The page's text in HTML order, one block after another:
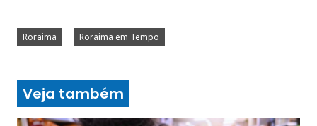
Roraima Roraima em Tempo
Veja também